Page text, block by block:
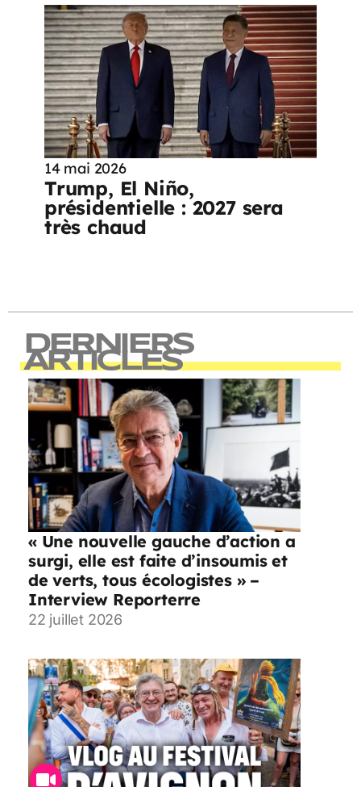
14 mai 2026
Trump, El Niño,
présidentielle : 2027 sera
très chaud
DERNIERS
ARTICLES
« Une nouvelle gauche d’action a
surgi, elle est faite d’insoumis et
de verts, tous écologistes » –
Interview Reporterre
22 juillet 2026